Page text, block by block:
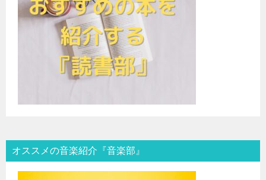
オススメの音楽紹介『音楽部』